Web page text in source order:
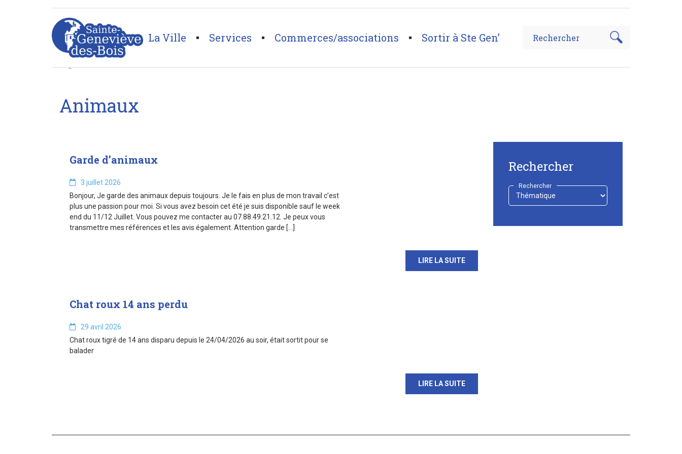
La Ville Services Commerces/associations Sortir à Ste Gen’
Animaux
Garde d’animaux
3 juillet 2026
Bonjour, Je garde des animaux depuis toujours. Je le fais en plus de mon travail c’est
plus une passion pour moi. Si vous avez besoin cet été je suis disponible sauf le week
end du 11/12 Juillet. Vous pouvez me contacter au 07.88.49.21.12. Je peux vous
transmettre mes références et les avis également. Attention garde […]
LIRE LA SUITE
Chat roux 14 ans perdu
29 avril 2026
Chat roux tigré de 14 ans disparu depuis le 24/04/2026 au soir, était sortit pour se
balader
LIRE LA SUITE
Rechercher
Rechercher
Choisir